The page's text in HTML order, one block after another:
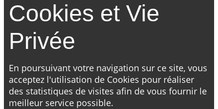
Cookies et Vie
Privée
En poursuivant votre navigation sur ce site, vous
acceptez l'utilisation de Cookies pour réaliser
des statistiques de visites afin de vous fournir le
meilleur service possible.